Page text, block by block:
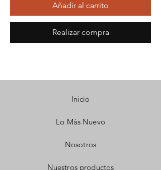
Añadir al carrito
Realizar compra
Inicio
Lo Más Nuevo
Nosotros
Nuestros productos